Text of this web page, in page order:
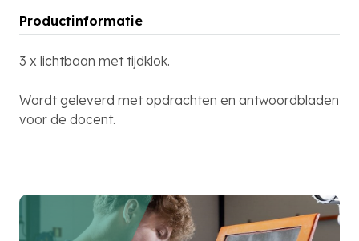
Productinformatie
3 x lichtbaan met tijdklok.
Wordt geleverd met opdrachten en antwoordbladen
voor de docent.